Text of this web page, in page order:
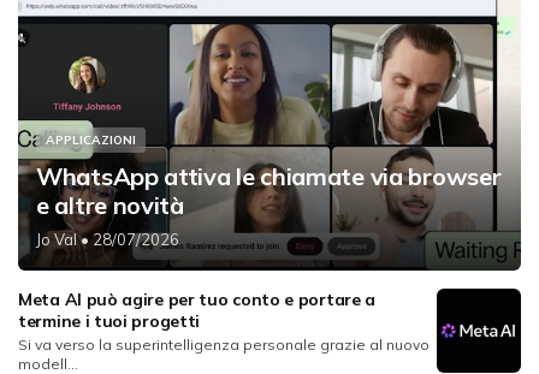
APPLICAZIONI
WhatsApp attiva le chiamate via browser
e altre novità
Jo Val• 28/07/2026
Meta AI può agire per tuo conto e portare a
termine i tuoi progetti
Si va verso la superintelligenza personale grazie al nuovo
modell...